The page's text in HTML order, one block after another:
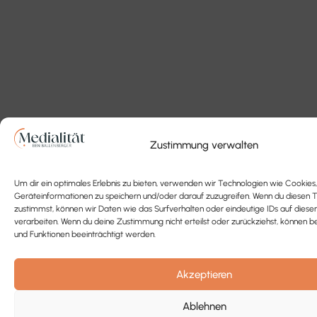
Zustimmung verwalten
Um dir ein optimales Erlebnis zu bieten, verwenden wir Technologien wie
Geräteinformationen zu speichern und/oder darauf zuzugreifen. Wenn du diesen
zustimmst, können wir Daten wie das Surfverhalten oder eindeutige IDs auf
verarbeiten. Wenn du deine Zustimmung nicht erteilst oder zurückziehst, können
und Funktionen beeinträchtigt werden.
Akzeptieren
Ablehnen